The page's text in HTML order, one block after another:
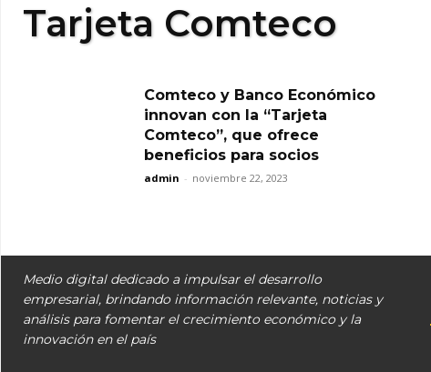
Tarjeta Comteco
Comteco y Banco Económico
innovan con la “Tarjeta
Comteco”, que ofrece
beneficios para socios
admin - noviembre 22, 2023
Medio digital dedicado a impulsar el desarrollo
empresarial, brindando información relevante, noticias y
análisis para fomentar el crecimiento económico y la
innovación en el país